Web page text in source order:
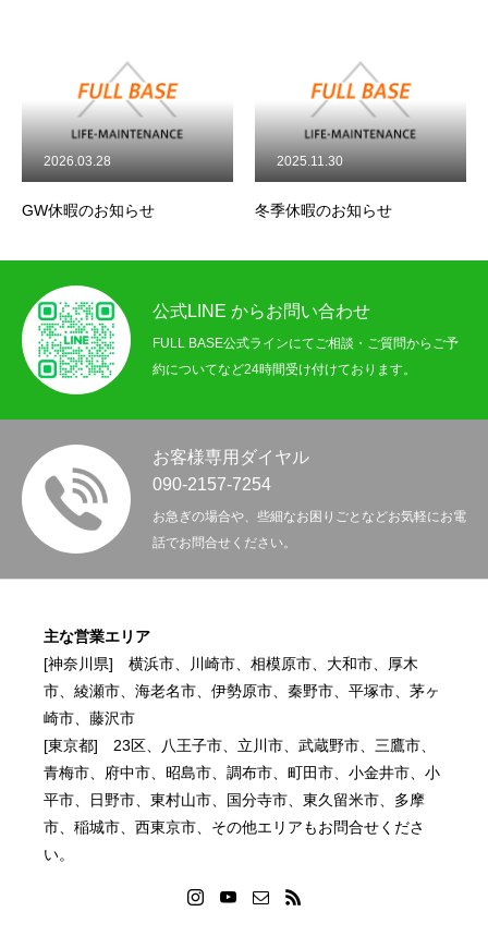
トップページ
事業案内
施工事例
お知らせ
お問い合わせ
プライバシーポリシー
トップページ お知らせ 事業案内 施工事例
GW休暇のお知らせ
2026.03.28
冬季休暇のお知らせ
2025.11.30
公式LINE からお問い合わせ
FULL BASE公式ラインにてご相談・ご質問からご予
約についてなど24時間受け付けております。
お客様専用ダイヤル
090-2157-7254
お急ぎの場合や、些細なお困りごとなどお気軽にお電
話でお問合せください。
主な営業エリア
[神奈川県] 横浜市、川崎市、相模原市、大和市、厚木
市、綾瀬市、海老名市、伊勢原市、秦野市、平塚市、茅ヶ
崎市、藤沢市
[東京都] 23区、八王子市、立川市、武蔵野市、三鷹市、
青梅市、府中市、昭島市、調布市、町田市、小金井市、小
平市、日野市、東村山市、国分寺市、東久留米市、多摩
市、稲城市、西東京市、その他エリアもお問合せくださ
い。